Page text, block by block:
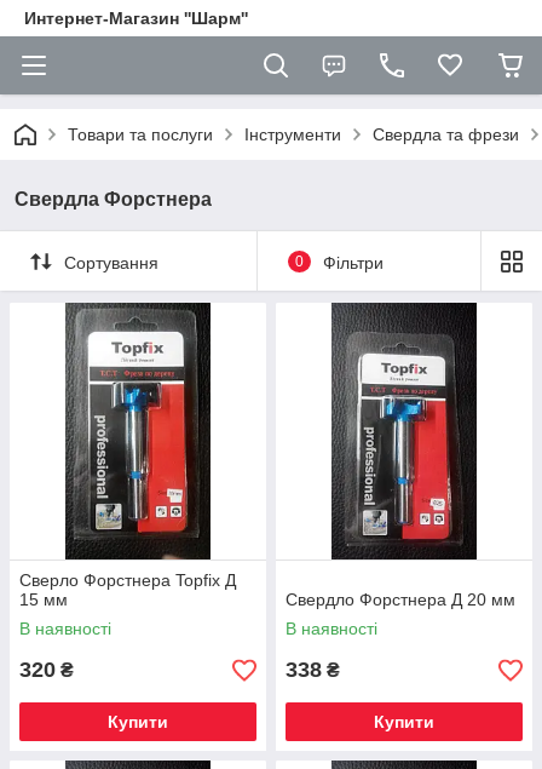
Интернет-Магазин ''Шарм''
Товари та послуги Інструменти Свердла та фрези
Свердла Форстнера
Сортування 0 Фільтри
Сверло Форстнера Topfix Д
15 мм
В наявності
320 ₴
Купити
Свердло Форстнера Д 20 мм
В наявності
338 ₴
Купити